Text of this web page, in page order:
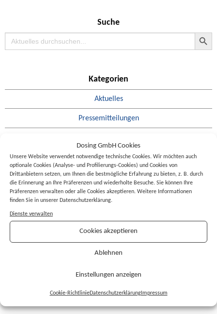
Dosing GmbH Cookies
Unsere Website verwendet notwendige technische Cookies. Wir möchten auch
optionale Cookies (Analyse- und Profilierungs-Cookies) und Cookies von
Drittanbietern setzen, um Ihnen die bestmögliche Erfahrung zu bieten, z. B. durch
die Erinnerung an Ihre Präferenzen und wiederholte Besuche. Sie können Ihre
Präferenzen verwalten oder alle Cookies akzeptieren. Weitere Informationen
finden Sie in unserer Datenschutzerklärung.
Dienste verwalten
Cookies akzeptieren
Ablehnen
Einstellungen anzeigen
Cookie-RichtlinieDatenschutzerklärungImpressum
Suche
Search
Search Button
Kategorien
Aktuelles
Pressemitteilungen
Karriere
Schlagwörter
8. Kongress für Arzneimittelinformation ADKA AM Info Kongress